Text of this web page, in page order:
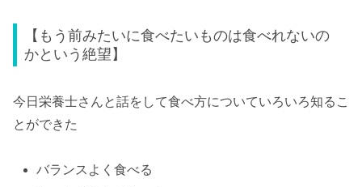
【もう前みたいに食べたいものは食べれないの
かという絶望】
今日栄養士さんと話をして食べ方についていろいろ知るこ
とができた
バランスよく食べる